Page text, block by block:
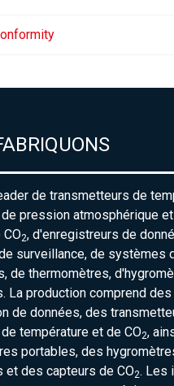
de transmetteurs de
pression atmosphérique
2, d'enregistreurs de
surveillance, de systèmes
de thermomètres,
La production comprend
de données, des
température et de CO2,
portables, des
et des capteurs de CO2. Les